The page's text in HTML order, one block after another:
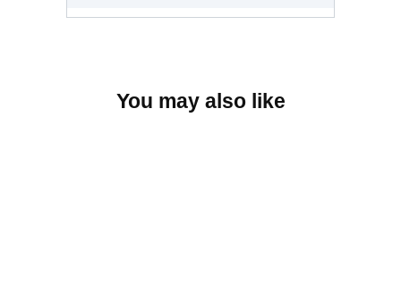
You may also like